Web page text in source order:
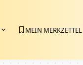
MEIN MERKZETTEL